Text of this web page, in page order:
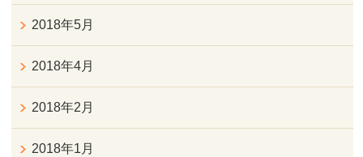
2018年5月
2018年4月
2018年2月
2018年1月